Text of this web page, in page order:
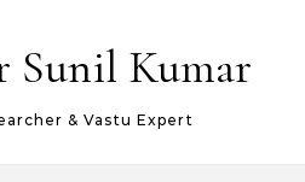
Sunil Kumar
& Vastu Expert